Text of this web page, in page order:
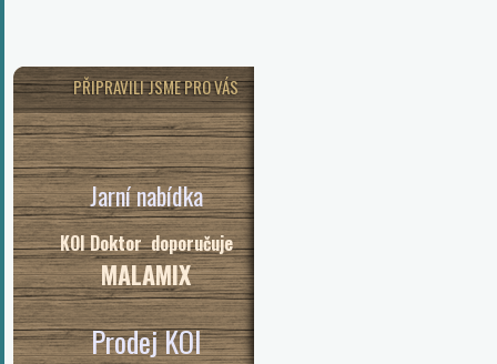
PŘIPRAVILI JSME PRO VÁS
Jarní nabídka
KOI Doktor doporučuje
MALAMIX
Prodej KOI